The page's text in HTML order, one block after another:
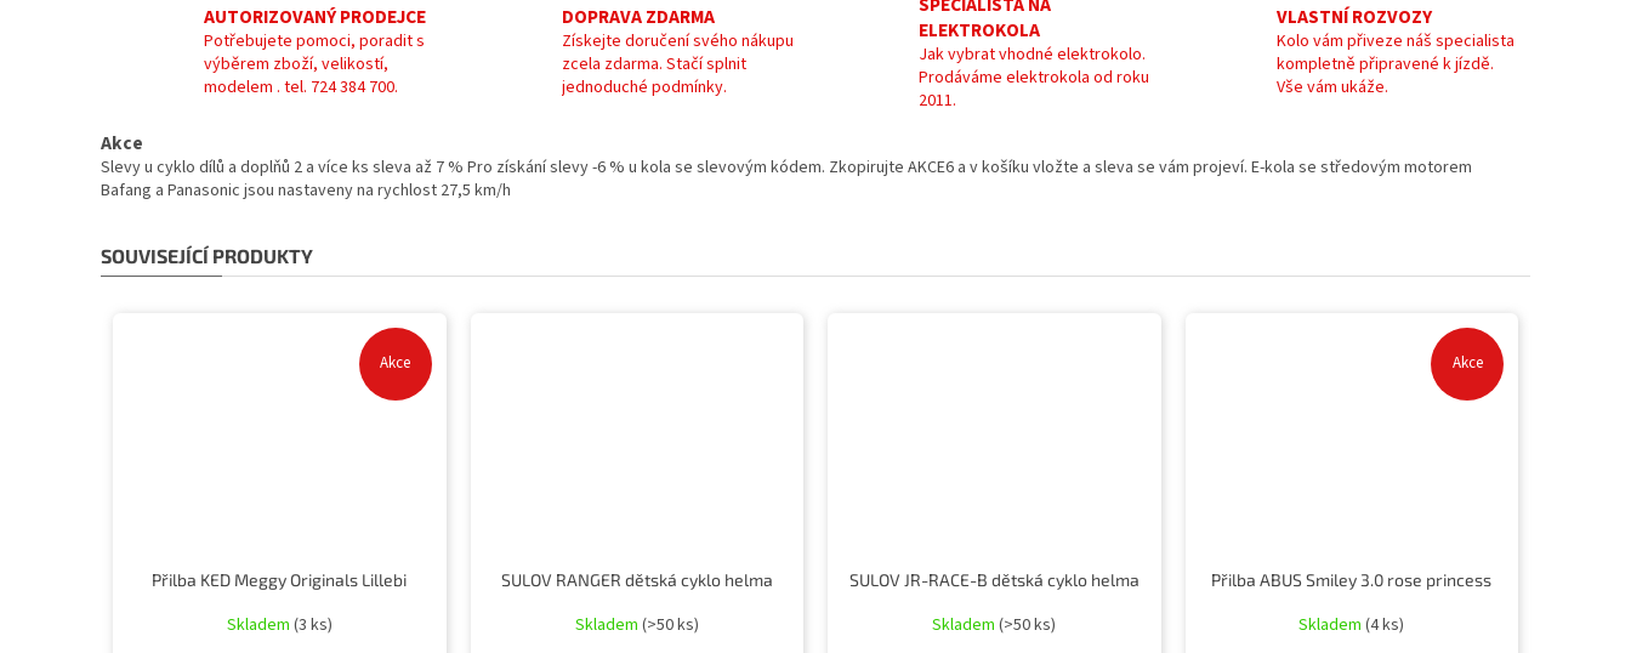
AUTORIZOVANÝ PRODEJCE
Potřebujete pomoci, poradit s
výběrem zboží, velikostí,
modelem . tel. 724 384 700.
DOPRAVA ZDARMA
Získejte doručení svého nákupu
zcela zdarma. Stačí splnit
jednoduché podmínky.
ELEKTROKOLA
Jak vybrat vhodné elektrokolo.
Prodáváme elektrokola od roku
2011.
VLASTNÍ ROZVOZY
Kolo vám přiveze náš specialista
kompletně připravené k jízdě.
Vše vám ukáže.
Akce
Slevy u cyklo dílů a doplňů 2 a více ks sleva až 7 % Pro získání slevy -6 % u kola se slevovým kódem. Zkopirujte AKCE6 a v košíku vložte a sleva se vám projeví. E-kola se středovým motorem
Bafang a Panasonic jsou nastaveny na rychlost 27,5 km/h
SOUVISEJÍCÍ PRODUKTY
Akce
Přilba KED Meggy Originals Lillebi
Skladem (3 ks)
SULOV RANGER dětská cyklo helma
Skladem (>50 ks)
SULOV JR-RACE-B dětská cyklo helma
Skladem(>50 ks)
Akce
Přilba ABUS Smiley 3.0 rose princess
Skladem(4 ks)